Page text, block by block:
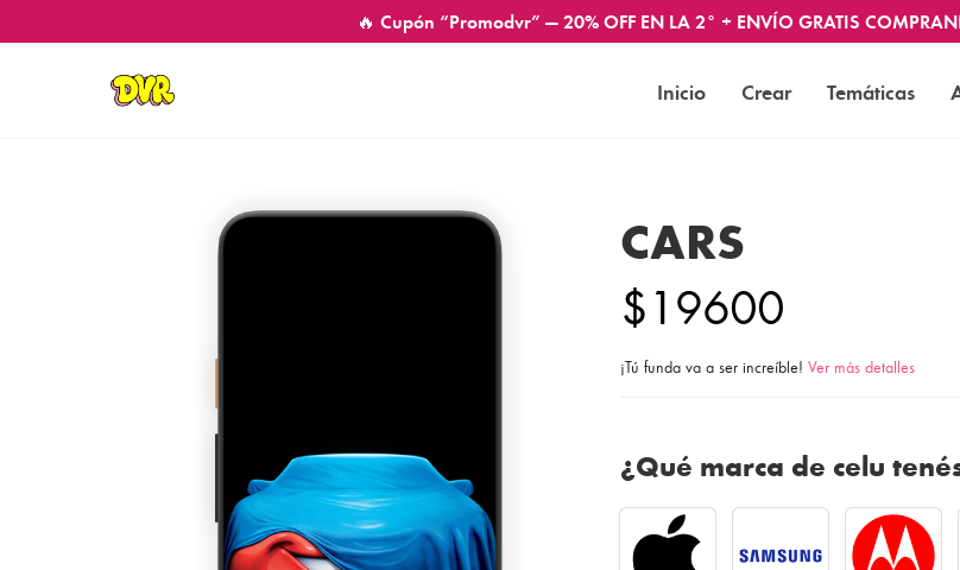
🔥 Cupón “Promodvr” — 20% OFF EN LA 2° + ENVÍO GRATIS
Inicio Crear Temáticas
CARS
$19600
¡Tú funda va a ser increíble! Ver más detalles
¿Qué marca de celu